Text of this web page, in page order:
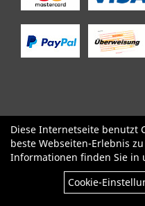
SALE Specialized Factor
Pinarello
OPEN Kids /
Diese Internetseite benutzt
beste Webseiten-Erlebnis
Informationen finden Sie in
Cookie-